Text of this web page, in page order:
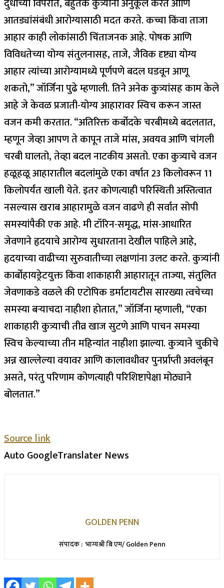
दुधाच्या विपरीत, बहुतेक कुत्र्यांना अनुकूल करते आणि
आतड्यांसंबंधी आरोग्यासाठी मदत करते. कच्चा किंवा ताजा
आहार काही लोकांसाठी चिंताजनक आहे.पोषक आणि
विविधतेच्या योग्य संतुलनासह, ताजे, जैविक दृष्ट्या योग्य
आहार त्यांच्या आरोग्यामध्ये पूर्णपणे बदल घडवून आणू
शकतो,” जॉर्जिना पुढे म्हणाली.तिने अनेक कुत्र्यांसह काम केले
आहे जे केवळ प्रजाती-योग्य आहारावर स्विच करून जास्त
वजन कमी करतात. “अतिरिक्त कर्बोदके चरबीमध्ये बदलतात,
म्हणून जेव्हा आपण ते कापून ताजे मांस, अवयव आणि चांगली
चरबी घालतो, तेव्हा बदल नाटकीय असतो. एका कुत्र्याचे वजन
हळूहळू आहारातील बदलांमुळे एका वर्षात 23 किलोवरून 11
किलोपर्यंत खाली येते.इतर कोणत्याही परिस्थिती अस्तित्वात
नसल्यास खराब आहारामुळे वजन वाढणे ही सर्वात सोपी
समस्यांपैकी एक आहे. मी टॉरिन-समृद्ध, मांस-आधारित
जेवणाने हृदयाचे आरोग्य सुधारताना देखील पाहिले आहे,
हृदयाच्या वाढीच्या सुरुवातीच्या लक्षणांना उलट करते.कुत्र्यांनी
कार्बोहायड्रेटयुक्त किंवा शाकाहारी आहारातून ताज्या, संतुलित
जेवणाकडे वळले की एटोपिक डर्माटायटीस सारख्या त्वचेच्या
समस्या बऱ्याचदा नाहीशा होतात,” जॉर्जिना म्हणाली, “एका
शाकाहारी कुत्र्याची तीव्र खाज सुटणे आणि पाचन समस्या
स्विच केल्याच्या तीन महिन्यांत नाहीशा झाल्या. कुत्र्याने चुकीचे
अन्न खाल्लेल्या वयावर आणि कालावधीवर पुनर्प्राप्ती अवलंबून
असते, परंतु परिणाम कोणत्याही परिशिष्टापेक्षा मोठ्याने
बोलतात.”
Source link
Auto GoogleTranslater News
GOLDEN PENN
संपादक : भाग्यश्री बि एम/ Golden Penn